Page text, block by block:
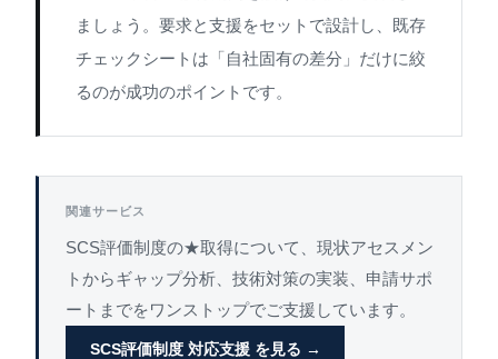
ましょう。要求と支援をセットで設計し、既存
チェックシートは「自社固有の差分」だけに絞
るのが成功のポイントです。
関連サービス
SCS評価制度の★取得について、現状アセスメン
トからギャップ分析、技術対策の実装、申請サポ
ートまでをワンストップでご支援しています。
SCS評価制度 対応支援 を見る →